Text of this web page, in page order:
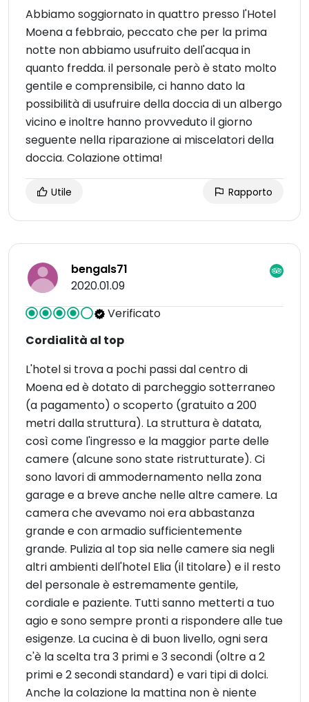
Abbiamo soggiornato in quattro presso l'Hotel
Moena a febbraio, peccato che per la prima
notte non abbiamo usufruito dell'acqua in
quanto fredda. il personale però è stato molto
gentile e comprensibile, ci hanno dato la
possibilità di usufruire della doccia di un albergo
vicino e inoltre hanno provveduto il giorno
seguente nella riparazione ai miscelatori della
doccia. Colazione ottima!
Utile Rapporto
bengals71
2020.01.09
Verificato
Cordialità al top
L'hotel si trova a pochi passi dal centro di
Moena ed è dotato di parcheggio sotterraneo
(a pagamento) o scoperto (gratuito a 200
metri dalla struttura). La struttura è datata,
così come l'ingresso e la maggior parte delle
camere (alcune sono state ristrutturate). Ci
sono lavori di ammodernamento nella zona
garage e a breve anche nelle altre camere. La
camera che avevamo noi era abbastanza
grande e con armadio sufficientemente
grande. Pulizia al top sia nelle camere sia negli
altri ambienti dell'hotel Elia (il titolare) e il resto
del personale è estremamente gentile,
cordiale e paziente. Tutti sanno metterti a tuo
agio e sono sempre pronti a rispondere alle tue
esigenze. La cucina è di buon livello, ogni sera
c'è la scelta tra 3 primi e 3 secondi (oltre a 2
primi e 2 secondi standard) e vari tipi di dolci.
Anche la colazione la mattina non è niente